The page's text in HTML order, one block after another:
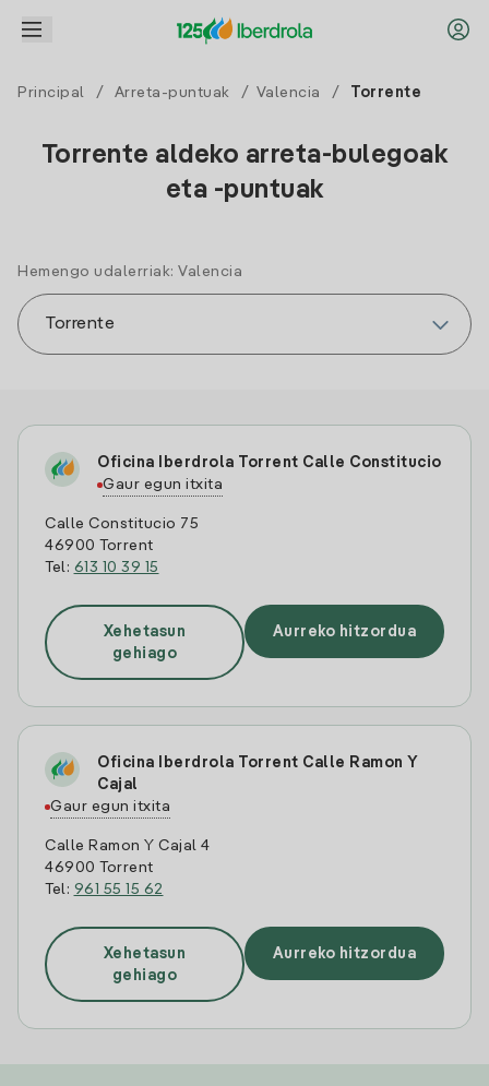
Principal / Arreta-puntuak / Valencia / Torrente
Torrente aldeko arreta-bulegoak
eta -puntuak
Hemengo udalerriak: Valencia
Oficina Iberdrola Torrent Calle Constitucio
Gaur egun itxita
Calle Constitucio 75
46900 Torrent
Tel: 613 10 39 15
Xehetasun
gehiago
Aurreko hitzordua
Oficina Iberdrola Torrent Calle Ramon Y
Cajal
Gaur egun itxita
Calle Ramon Y Cajal 4
46900 Torrent
Tel: 961 55 15 62
Xehetasun
gehiago
Aurreko hitzordua